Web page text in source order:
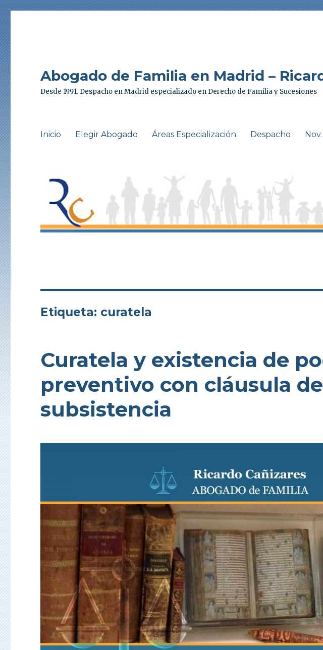
Abogado de Familia en Madrid –
Desde 1991. Despacho en Madrid especializado en Derecho de Familia y Sucesiones
Inicio Elegir Abogado Áreas Especialización Despacho
Etiqueta: curatela
Curatela y existencia de
preventivo con cláusula de
subsistencia